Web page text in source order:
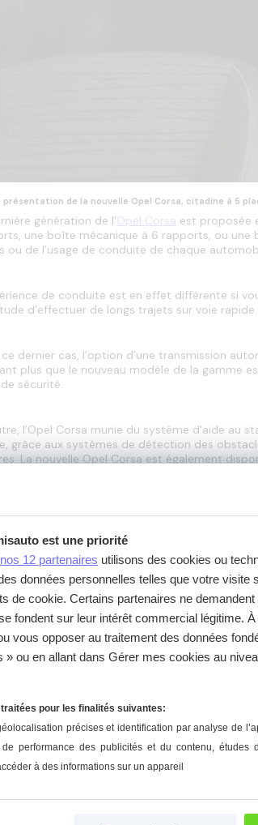
est une priorité
nos 12 partenaires utilisons des cookies ou
données personnelles telles que votre visite
de cookie. Certains partenaires ne
fondent sur leur intérêt commercial légitime.
vous opposer au traitement des données
» ou en allant dans Gérer mes cookies au
pour les finalités suivantes:
précises et identification par analyse de
performance des publicités et du contenu, études
à des informations sur un appareil
de la nouvelle Opel Corsa, citadine à 5
génération de l’Opel Corsa est proposée
une boîte mécanique à 6 rapports, ou
ou de l’usage de conduite de chaque
de conduite est en effet différente si
d’effectuer de longs trajets sur voie rapide.
ce dernier cas, l’option d’une transmission
plus que le nouveau modèle de la gamme
sécurité.
l’Opel Corsa munie du système d'aide au
grâce aux systèmes de détection des
La nouvelle Opel Corsa est également
Diesel 1.5 de 100 ch. Lors de
permettant de réduire la consommation de
la marche arrière sur une Opel Corsa : mode
la marche arrière sur les véhicules
de déverrouillage du levier de vitesses
la marche arrière.
ne fonctionne pas, ramenez le levier en
veillez à ne pas laisser l’embrayage
pas votre main sur le levier sélecteur de
de vitesses manuelle automatisée de
permettant de passer les rapports en
sur le bouton de déverrouillage du levier
en cas de problème pour enclencher sa marche
de difficulté de passage de la marche
: